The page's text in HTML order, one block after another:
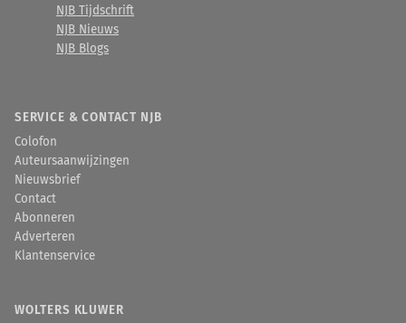
NJB Tijdschrift
NJB Nieuws
NJB Blogs
SERVICE & CONTACT NJB
Colofon
Auteursaanwijzingen
Nieuwsbrief
Contact
Abonneren
Adverteren
Klantenservice
WOLTERS KLUWER